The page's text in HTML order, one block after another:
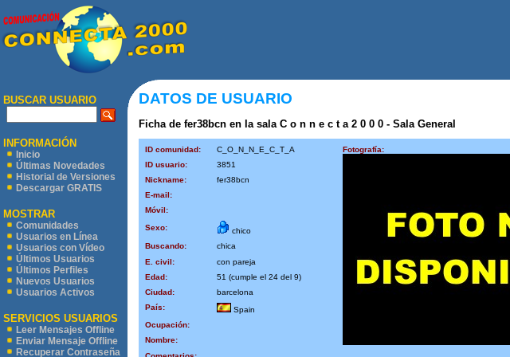
BUSCAR USUARIO
INFORMACIÓN
Inicio
Últimas Novedades
Historial de Versiones
Descargar GRATIS
MOSTRAR
Comunidades
Usuarios en Línea
Usuarios con Vídeo
Últimos Usuarios
Últimos Perfiles
Nuevos Usuarios
Usuarios Activos
SERVICIOS USUARIOS
Leer Mensajes Offline
Enviar Mensaje Offline
Recuperar Contraseña
DATOS DE USUARIO
Ficha de fer38bcn en la sala C o n n e c t a 2 0 0 0 - Sala General
ID comunidad: C_O_N_N_E_C_T_A
Fotografía:
ID usuario:
3851
Nickname:
fer38bcn
E-mail:
Móvil:
Sexo:
chico
Buscando:
chica
E. civil:
con pareja
Edad:
51 (cumple el 24 del 9)
Ciudad:
barcelona
País:
Spain
Ocupación:
Nombre: